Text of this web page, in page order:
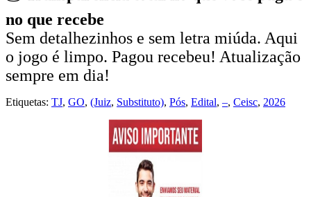
no que recebe
Sem detalhezinhos e sem letra miúda. Aqui
o jogo é limpo. Pagou recebeu! Atualização
sempre em dia!
Etiquetas: TJ, GO, (Juiz, Substituto), Pós, Edital, –, Ceisc, 2026